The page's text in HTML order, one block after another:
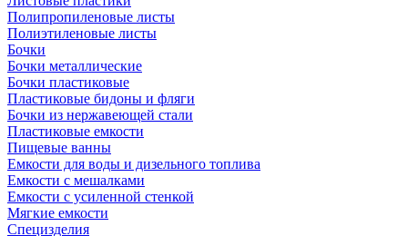
Полипропиленовые листы
Полиэтиленовые листы
Бочки
Бочки металлические
Бочки пластиковые
Пластиковые бидоны и фляги
Бочки из нержавеющей стали
Пластиковые емкости
Пищевые ванны
Емкости для воды и дизельного топлива
Емкости с мешалками
Емкости с усиленной стенкой
Мягкие емкости
Специзделия